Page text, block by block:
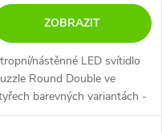
ZOBRAZIT
nástěnné LED svítidlo
Round Double ve
barevných variantách -
bílá, champagne a